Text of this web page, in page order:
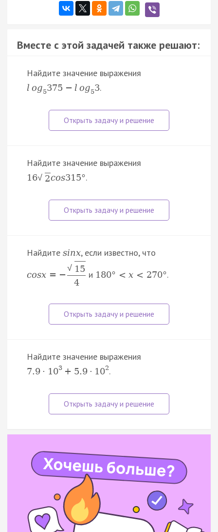
Вместе с этой задачей также решают:
Найдите значение выражения
l og5375 − l og53.
Найдите значение выражения
16√ 2cos315°.
Найдите sinx, если известно, что
cosx = −
√ 15
4
и 180° < x < 270°.
Найдите значение выражения
7.9 · 103 + 5.9 · 102.